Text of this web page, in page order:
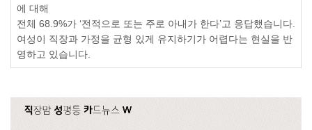
에 대해
전체 68.9%가 ‘전적으로 또는 주로 아내가 한다’고 응답했습니다
여성이 직장과 가정을 균형 있게 유지하기가 어렵다는 현실을 반
영하고 있습니다